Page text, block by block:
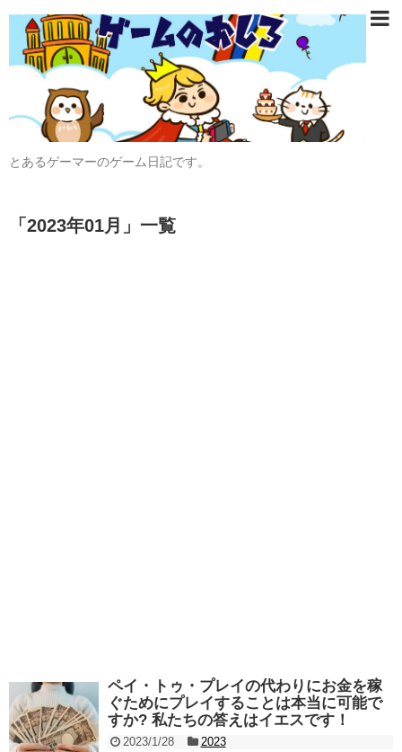
とあるゲーマーのゲーム日記です。
「 2023年01月 」 一覧
ペイ・トゥ・プレイの代わりにお金を稼
ぐためにプレイすることは本当に可能で
すか? 私たちの答えはイエスです！
2023/1/28
2023